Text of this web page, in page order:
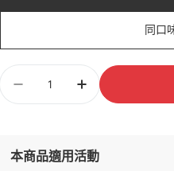
同口
量
本商品適用活動